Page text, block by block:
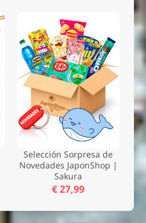
Selección Sorpresa de
Novedades JaponShop |
Sakura
€ 27,99